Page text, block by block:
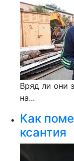
Вряд ли они
на...
Как
ксантия